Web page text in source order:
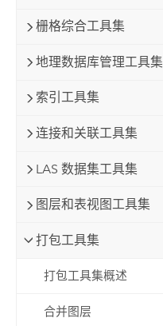
栅格综合工具集
地理数据库管理工具集
索引工具集
连接和关联工具集
LAS 数据集工具集
图层和表视图工具集
打包工具集
打包工具集概述
合并图层